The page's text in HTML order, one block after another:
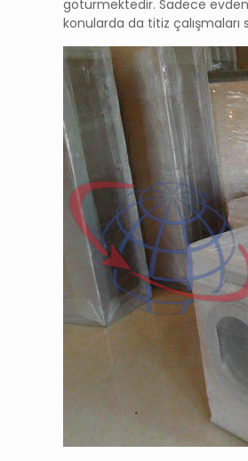
götürmektedir.Sadece
konularda da titiz